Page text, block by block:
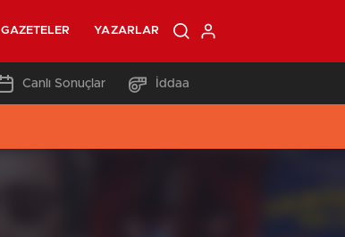
GAZETELER YAZARLAR
Canlı Sonuçlar İddaa